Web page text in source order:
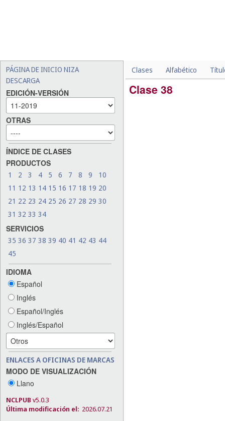
PÁGINA DE INICIO NIZA
DESCARGA
EDICIÓN-VERSIÓN
OTRAS
ÍNDICE DE CLASES
PRODUCTOS
1 2 3 4 5 6 7 8 9
10
11 12 13 14 15 16 17 18 19 20
21 22 23 24 25 26 27 28 29 30
31 32 33 34
SERVICIOS
35 36 37 38 39 40 41 42 43 44
45
IDIOMA
Español
Inglés
Español/Inglés
Inglés/Español
ENLACES A OFICINAS DE MARCAS
MODO DE VISUALIZACIÓN
Llano
NCLPUB v5.0.3
Última modificación el: 2026.07.21
Clases Alfabético
Clase 38